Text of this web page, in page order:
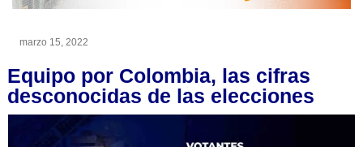
marzo 15, 2022
Equipo por Colombia, las cifras
desconocidas de las elecciones